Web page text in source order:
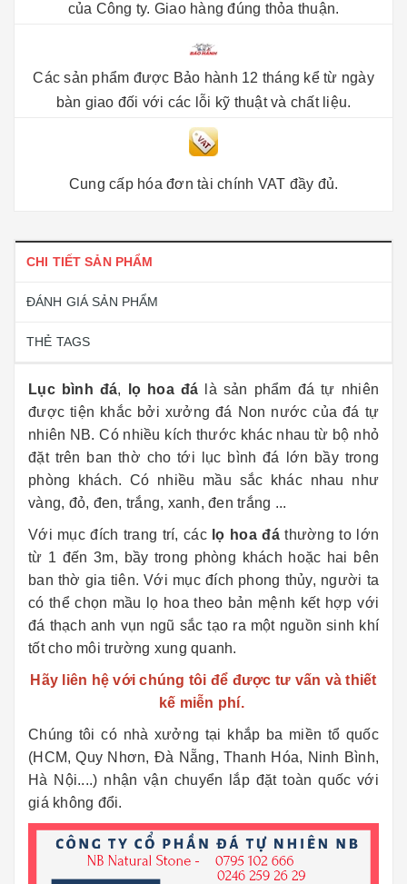
của Công ty. Giao hàng đúng thỏa thuận.
Các sản phẩm được Bảo hành 12 tháng kể từ ngày
bàn giao đối với các lỗi kỹ thuật và chất liệu.
Cung cấp hóa đơn tài chính VAT đầy đủ.
CHI TIẾT SẢN PHẨM
ĐÁNH GIÁ SẢN PHẨM
THẺ TAGS
Lục bình đá, lọ hoa đá là sản phẩm đá tự nhiên
được tiện khắc bởi xưởng đá Non nước của đá tự
nhiên NB. Có nhiều kích thước khác nhau từ bộ nhỏ
đặt trên ban thờ cho tới lục bình đá lớn bầy trong
phòng khách. Có nhiều mầu sắc khác nhau như
vàng, đỏ, đen, trắng, xanh, đen trắng ...
Với mục đích trang trí, các lọ hoa đáthường to lớn
từ 1 đến 3m, bầy trong phòng khách hoặc hai bên
ban thờ gia tiên. Với mục đích phong thủy, người ta
có thể chọn mầu lọ hoa theo bản mệnh kết hợp với
đá thạch anh vụn ngũ sắc tạo ra một nguồn sinh khí
tốt cho môi trường xung quanh.
Hãy liên hệ với chúng tôi để được tư vấn và thiết
kế miễn phí.
Chúng tôi có nhà xưởng tại khắp ba miền tổ quốc
(HCM, Quy Nhơn, Đà Nẵng, Thanh Hóa, Ninh Bình,
Hà Nội....) nhận vận chuyển lắp đặt toàn quốc với
giá không đổi.